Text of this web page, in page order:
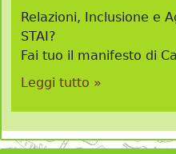
Relazioni, Inclusione e
STAI?
Fai tuo il manifesto di
Leggi tutto »